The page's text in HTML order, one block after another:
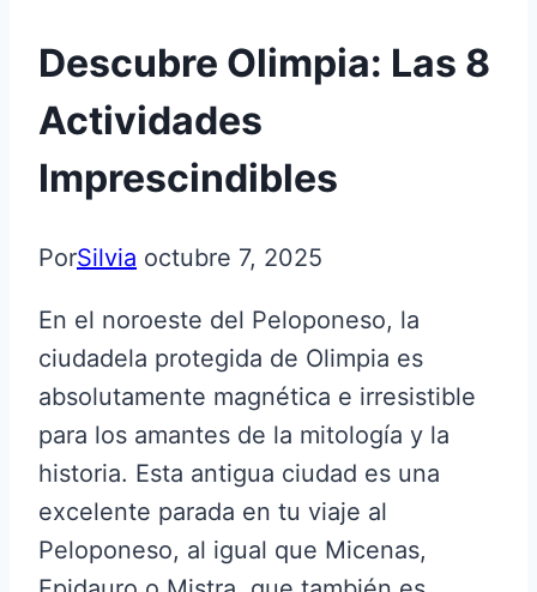
Descubre Olimpia: Las 8
Actividades
Imprescindibles
PorSilvia octubre 7, 2025
En el noroeste del Peloponeso, la
ciudadela protegida de Olimpia es
absolutamente magnética e irresistible
para los amantes de la mitología y la
historia. Esta antigua ciudad es una
excelente parada en tu viaje al
Peloponeso, al igual que Micenas,